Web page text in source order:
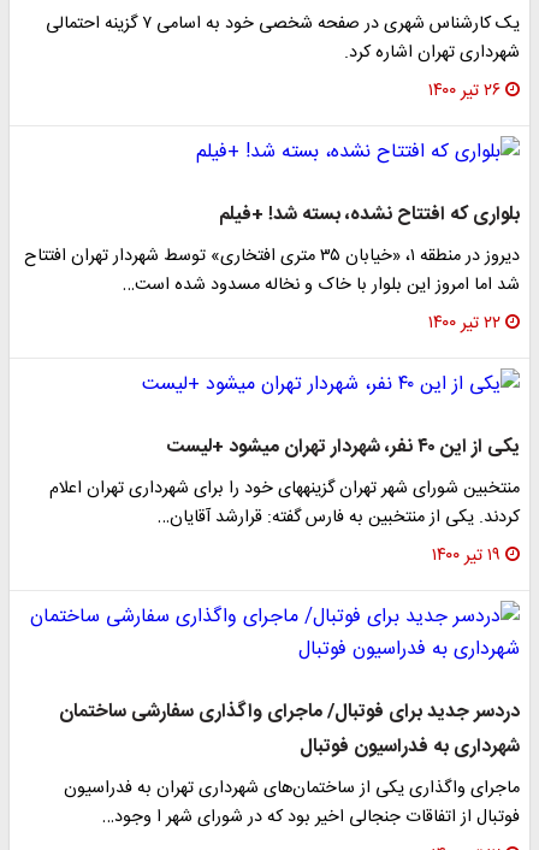
یک کارشناس شهری در صفحه شخصی خود به اسامی ۷ گزینه احتمالی
شهرداری تهران اشاره کرد.
۲۶ تیر ۱۴۰۰
بلواری که افتتاح نشده، بسته شد! +فیلم
دیروز در منطقه ۱، «خیابان ۳۵ متری افتخاری» توسط شهردار تهران افتتاح
شد اما امروز این بلوار با خاک و نخاله مسدود شده است…
۲۲ تیر ۱۴۰۰
یکی از این ۴۰ نفر، شهردار تهران می‎شود +لیست
منتخبین شورای شهر تهران گزینه‎های خود را برای شهرداری تهران اعلام
کردند. یکی از منتخبین به فارس گفته: قرارشد آقایان…
۱۹ تیر ۱۴۰۰
دردسر جدید برای فوتبال/ ماجرای واگذاری سفارشی ساختمان
شهرداری به فدراسیون فوتبال
ماجرای واگذاری یکی از ساختمان‌های شهرداری تهران به فدراسیون
فوتبال از اتفاقات جنجالی اخیر بود که در شورای شهر ا وجود…